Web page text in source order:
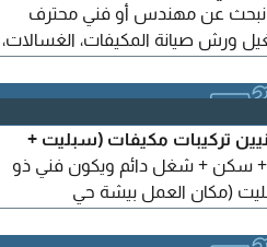
نبحث عن مهندس أو فني محترف
ورش صيانة المكيفات، الغسالات،
- ثلاجات
تركيبات مكيفات (سبليت +
+ سكن + شغل دائم ويكون فني ذو
(مكان العمل بيشة حي